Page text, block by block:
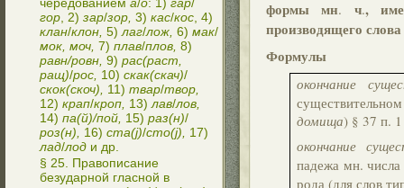
гор , 2) зар/зор, 3) кас/кос , 4)
клан/клон, 5) лаг/лож, 6) мак/
мок, моч, 7) плав/плов, 8)
равн/ровн, 9) рас(раст,
ращ)/рос, 10) скак(скач)/
скок(скоч),
11) твар/твор,
12) крап/кроп, 13) лав/лов,
14) па(й)/пой, 15) раз(н)/
роз(н),
16) ста(j)/сто(j),
17)
лад/лод и др.
§ 25. Правописание
безударной гласной в
формы мн. ч.,
производящего слова
Формулы
окончание
домища) § 37 п. 1
окончание
падежа мн. числа
рода (для слов